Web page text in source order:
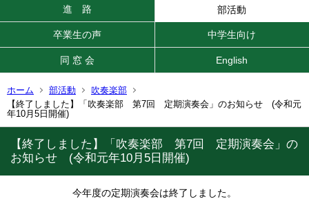
進 路 部活動
卒業生の声 中学生向け
同 窓 会 English
ホーム 部活動
吹奏楽部
【終了しました】「吹奏楽部 第7回 定期演奏会」のお知らせ (令和元
年10月5日開催)
【終了しました】「吹奏楽部 第7回 定期演奏会」の
お知らせ (令和元年10月5日開催)
今年度の定期演奏会は終了しました。